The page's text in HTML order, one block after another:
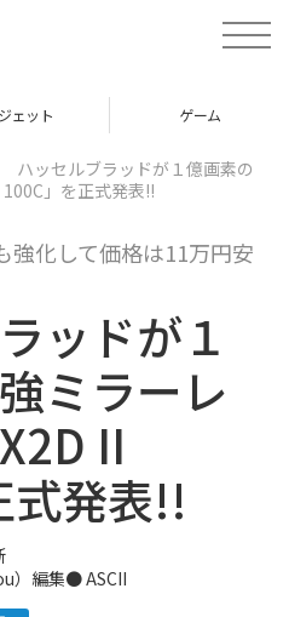
t
o
v
t
i
ゲーム グルメ
ハッセルブラッドが１億画素の
」を正式発表!!
強化して価格は11万円安
ッドが１
ミラーレ
II
式発表!!
）編集● ASCII